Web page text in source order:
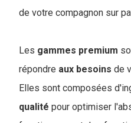
de votre compagnon sur
Les gammes premium
répondre aux besoins de
Elles sont composées
qualité pour optimiser